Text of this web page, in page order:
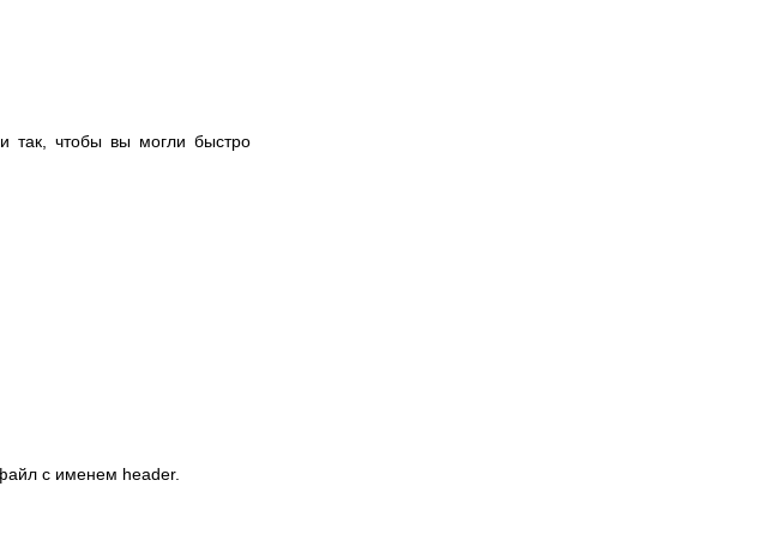
так, чтобы вы могли быстро
с именем header.